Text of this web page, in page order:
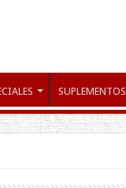
SUPLEMENTOS